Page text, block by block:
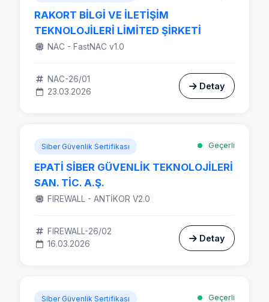
RAKORT BİLGİ VE İLETİŞİM
TEKNOLOJİLERİ LİMİTED ŞİRKETİ
NAC - FastNAC v1.0
NAC-26/01
23.03.2026
Detay
Siber Güvenlik Sertifikası Geçerli
EPATİ SİBER GÜVENLİK TEKNOLOJİLERİ
SAN. TİC. A.Ş.
FIREWALL - ANTİKOR V2.0
FIREWALL-26/02
16.03.2026
Detay
Siber Güvenlik Sertifikası Geçerli